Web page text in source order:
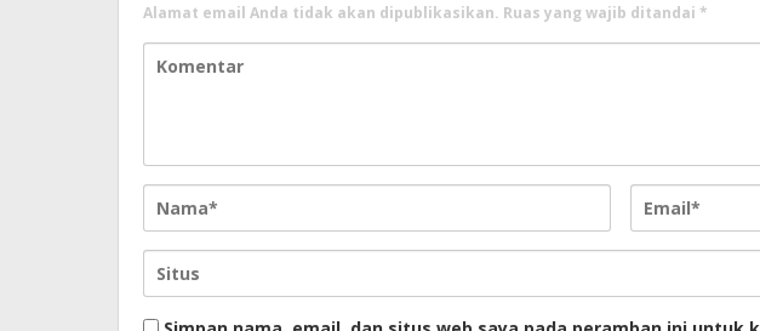
Alamat email Anda tidak akan dipublikasikan. Ruas yang wajib ditandai *